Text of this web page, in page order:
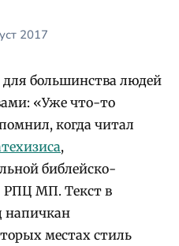
2017
большинства людей
«Уже что-то
когда читал
,
библейско-
РПЦ МП. Текст в
напичкан
местах стиль